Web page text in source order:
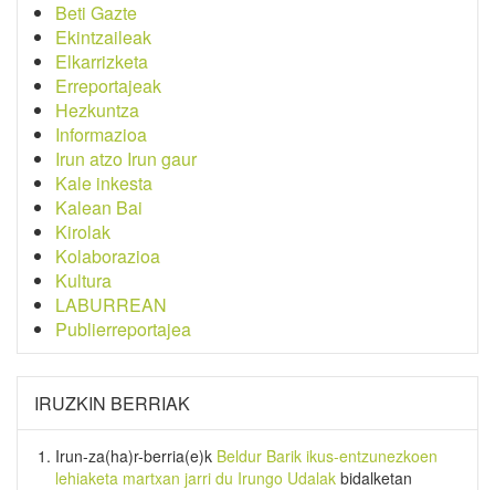
Beti Gazte
Ekintzaileak
Elkarrizketa
Erreportajeak
Hezkuntza
Informazioa
Irun atzo Irun gaur
Kale inkesta
Kalean Bai
Kirolak
Kolaborazioa
Kultura
LABURREAN
Publierreportajea
IRUZKIN BERRIAK
Irun-za(ha)r-berria(e)k Beldur Barik ikus-entzunezkoen
lehiaketa martxan jarri du Irungo Udalak bidalketan